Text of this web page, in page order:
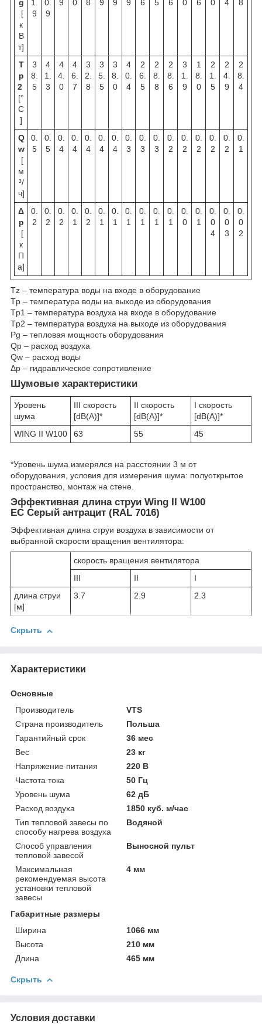
g
[
к
В
т]
1.
9
0.
9
9 0 8 9 9 9 6 5 6 0 6 0 4 8
T
p
2
[°
C
]
3
8.
5
4
1.
3
4
4.
0
4
6.
7
3
2.
8
3
5.
5
3
8.
0
4
0.
4
2
6.
5
2
8.
8
2
8.
6
3
1.
9
1
8.
0
2
1.
5
2
4.
9
2
8.
4
Q
w
[
м
³/
ч]
0.
5
0.
5
0.
4
0.
4
0.
4
0.
4
0.
4
0.
3
0.
3
0.
3
0.
2
0.
2
0.
2
0.
2
0.
2
0.
1
Δ
p
[
к
П
а]
0.
2
0.
2
0.
2
0.
1
0.
2
0.
1
0.
1
0.
1
0.
1
0.
1
0.
1
0.
0
0.
1
0.
0
4
0.
0
3
0.
0
2
Tz – температура воды на входе в оборудование
Tp – температура воды на выходе из оборудования
Tp1 – температура воздуха на входе в оборудование
Tp2 – температура воздуха на выходе из оборудования
Pg – тепловая мощность оборудования
Qp – расход воздуха
Qw – расход воды
Δp – гидравлическое сопротивление
Шумовые характеристики
Уровень
шума
III скорость
[dB(A)]*
II скорость
[dB(A)]*
I скорость
[dB(A)]*
WING II W100
63 55 45
*Уровень шума измерялся на расстоянии 3 м от
оборудования, условия для измерения шума: полуоткрытое
пространство, монтаж на стене.
Эффективная длина струи Wing II W100
EC Серый антрацит (RAL 7016)
Эффективная длина струи воздуха в зависимости от
выбранной скорости вращения вентилятора:
скорость вращения вентилятора
III
II
I
длина струи
[м]
3.7 2.9 2.3
Скрыть
Характеристики
Основные
Производитель
VTS
Страна производитель
Польша
Гарантийный срок
36 мес
Вес
23 кг
Напряжение питания
220 В
Частота тока
50 Гц
Уровень шума
62 дБ
Расход воздуха
1850 куб. м/час
Тип тепловой завесы по
способу нагрева воздуха
Водяной
Способ управления
тепловой завесой
Выносной пульт
Максимальная
рекомендуемая высота
установки тепловой
завесы
4 мм
Габаритные размеры
Ширина
1066 мм
Высота
210 мм
Длина
465 мм
Скрыть
Условия доставки